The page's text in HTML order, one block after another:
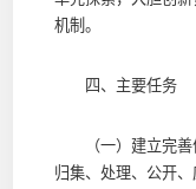
机制。
四、主要任务
（一）建立完善信
归集、处理、公开